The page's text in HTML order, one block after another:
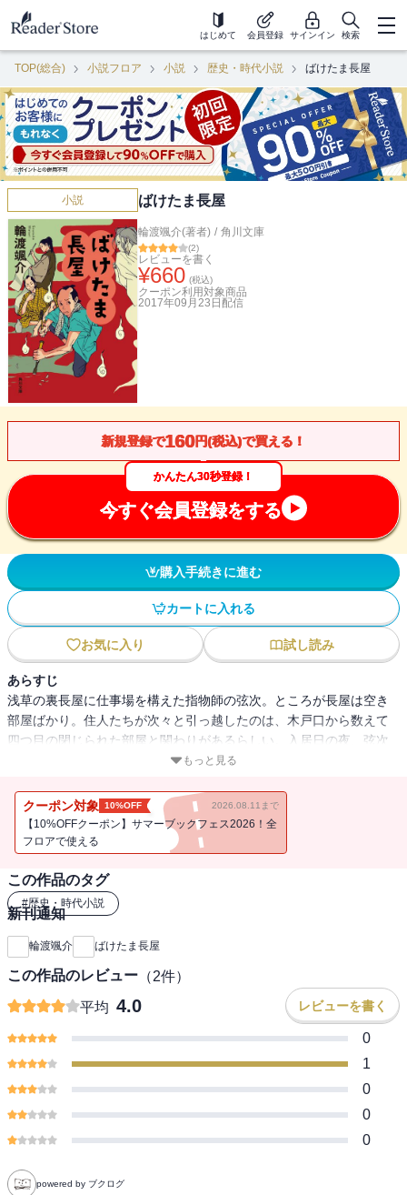
はじめて 会員登録 サインイン 検索
TOP(総合) 小説フロア 小説 歴史・時代小説 ばけたま長屋
小説 ばけたま長屋
輪渡颯介(著者) / 角川文庫
(2)
レビューを書く
¥660 (税込)
クーポン利用対象商品
2017年09月23日 配信
新規登録で160円(税込)で買える！
かんたん30秒登録！
今すぐ会員登録をする
購入手続きに進む
カートに入れる
お気に入り 試し読み
あらすじ
浅草の裏長屋に仕事場を構えた指物師の弦次。ところが長屋は空き
部屋ばかり。住人たちが次々と引っ越したのは、木戸口から数えて
四つ目の閉じられた部屋と関わりがあるらしい。入居日の夜、弦次
はその部屋でこの世の者とは思えない女を見てしまう。怖がりだが
のにどうしても本物を見たい町絵師の朔天とともに、原因究明とい
う名のおばけ退治に乗り出すが・・・・・・！？
もっと見る
クーポン対象 10%OFF 2026.08.11まで
【10%OFFクーポン】サマーブックフェス2026！全
フロアで使える
この作品のタグ
#歴史・時代小説
新刊通知
輪渡颯介 ばけたま長屋
この作品のレビュー （2件）
平均 4.0 レビューを書く
0
1
0
0
0
powered by ブクログ